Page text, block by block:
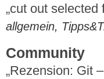
„cut out
allgemein,
Community
„Rezension: Git